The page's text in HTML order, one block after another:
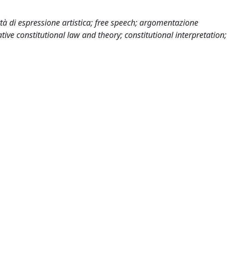
di espressione artistica; free speech; argomentazione
constitutional law and theory; constitutional interpretation;